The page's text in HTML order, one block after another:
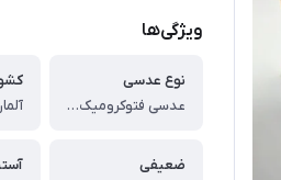
ویژگی‌ها
نوع عدسی
عدسی فتوکرومیک زایس Zeiss DuraVision Platinum Photo Fusion X 1.50
ضعیفی